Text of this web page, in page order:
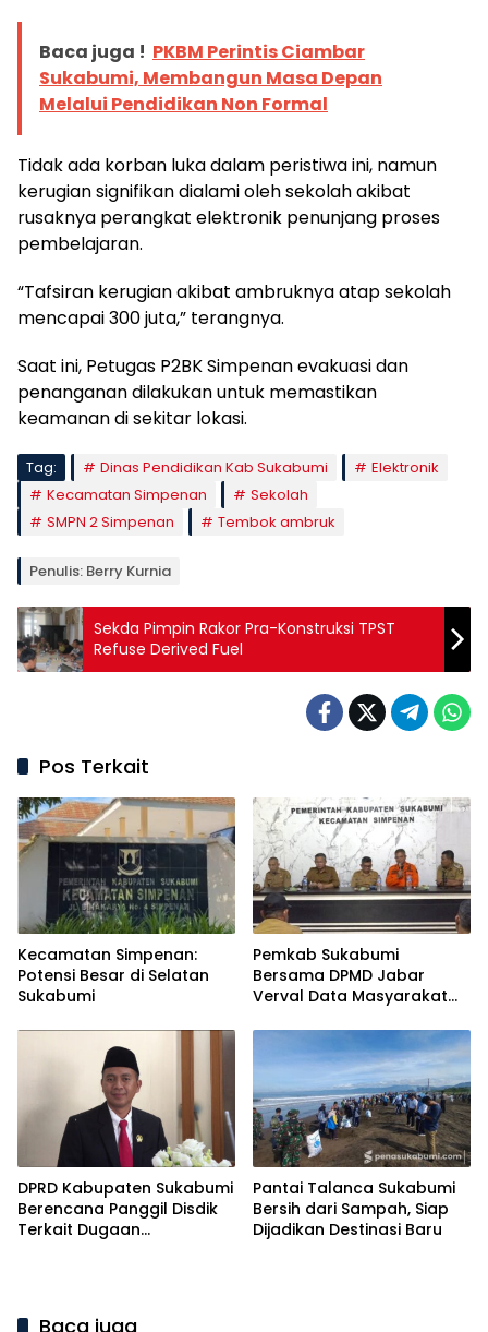
Baca juga ! PKBM Perintis Ciambar
Sukabumi, Membangun Masa Depan
Melalui Pendidikan Non Formal
Tidak ada korban luka dalam peristiwa ini, namun
kerugian signifikan dialami oleh sekolah akibat
rusaknya perangkat elektronik penunjang proses
pembelajaran.
“Tafsiran kerugian akibat ambruknya atap sekolah
mencapai 300 juta,” terangnya.
Saat ini, Petugas P2BK Simpenan evakuasi dan
penanganan dilakukan untuk memastikan
keamanan di sekitar lokasi.
Tag: Dinas Pendidikan Kab Sukabumi
Elektronik
Kecamatan Simpenan
Sekolah
SMPN 2 Simpenan
Tembok ambruk
Penulis: Berry Kurnia
Sekda Pimpin Rakor Pra-Konstruksi TPST
Refuse Derived Fuel
Pos Terkait
Kecamatan Simpenan:
Potensi Besar di Selatan
Sukabumi
Pemkab Sukabumi
Bersama DPMD Jabar
Verval Data Masyarakat
Simpenan
DPRD Kabupaten Sukabumi
Berencana Panggil Disdik
Terkait Dugaan
Pantai Talanca Sukabumi
Bersih dari Sampah, Siap
Dijadikan Destinasi Baru
Baca juga